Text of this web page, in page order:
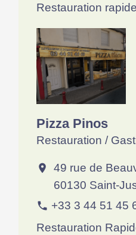
Restauration rapide
Pizza Pinos
Restauration /
location_on
49 rue de
60130 Saint-
phone +33 3 44 51 45
Restauration